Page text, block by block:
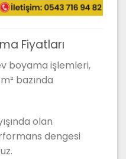
Fiyatları
boyama işlemleri,
bazında
olan
dengesi